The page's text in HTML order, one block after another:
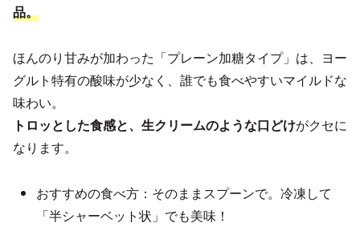
品。
ほんのり甘みが加わった「プレーン加糖タイプ」は、ヨー
グルト特有の酸味が少なく、誰でも食べやすいマイルドな
味わい。
トロッとした食感と、生クリームのような口どけがクセに
なります。
おすすめの食べ方：そのままスプーンで。冷凍して
「半シャーベット状」でも美味！